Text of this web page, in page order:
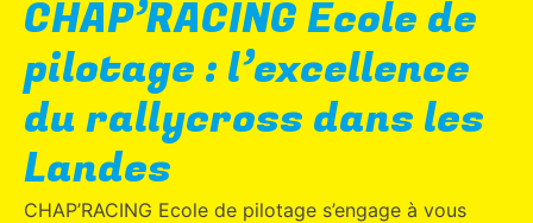
CHAP’RACING Ecole de
pilotage : l’excellence
du rallycross dans les
Landes
CHAP’RACING Ecole de pilotage s’engage à vous